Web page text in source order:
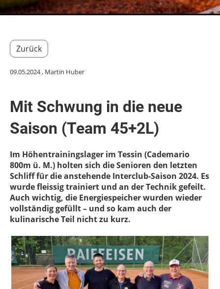
Zurück
09.05.2024, Martin Huber
Mit Schwung in die neue
Saison (Team 45+2L)
Im Höhentrainingslager im Tessin (Cademario
800m ü. M.) holten sich die Senioren den letzten
Schliff für die anstehende Interclub-Saison 2024. Es
wurde fleissig trainiert und an der Technik gefeilt.
Auch wichtig, die Energiespeicher wurden wieder
vollständig gefüllt – und so kam auch der
kulinarische Teil nicht zu kurz.